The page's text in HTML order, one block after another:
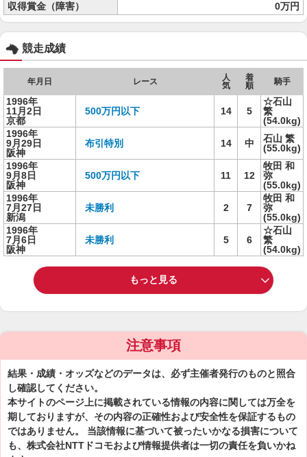
収得賞金（障害）
0万円
競走成績
年月日 レース
人
気
着
順
騎手
1996年
11月2日
京都
500万円以下 14 5
☆石山
繁
(54.0kg)
1996年
9月29日
阪神
布引特別 14 中
石山 繁
(55.0kg)
1996年
9月8日
阪神
500万円以下 11 12
牧田 和
弥
(55.0kg)
1996年
7月27日
新潟
未勝利 2 7
牧田 和
弥
(55.0kg)
1996年
7月6日
阪神
未勝利 5 6
☆石山
繁
(54.0kg)
もっと見る
注意事項
結果・成績・オッズなどのデータは、必ず主催者発行のものと照合
し確認してください。
本サイトのページ上に掲載されている情報の内容に関しては万全を
期しておりますが、その内容の正確性および安全性を保証するもの
ではありません。 当該情報に基づいて被ったいかなる損害について
も、株式会社NTTドコモおよび情報提供者は一切の責任を負いかね